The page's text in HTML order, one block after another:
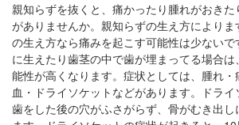
親知らずを抜くと、痛かったり腫れがおきた
がありませんか。親知らずの生え方により
の生え方なら痛みを起こす可能性は少ないで
に生えたり歯茎の中で歯が埋まってる場合
能性が高くなります。症状としては、腫れ・
血・ドライソケットなどがあります。ドライ
歯をした後の穴がふさがらず、骨がむき出